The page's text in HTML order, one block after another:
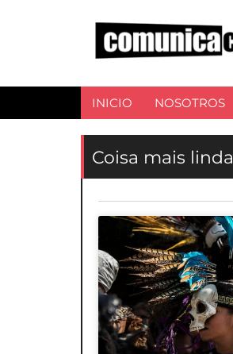
INICIO NOSOTROS
Coisa mais linda